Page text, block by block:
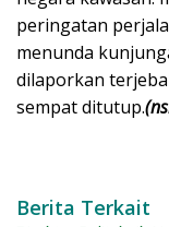
peringatan
menunda
dilaporkan
sempat ditutup.
Berita Terkait